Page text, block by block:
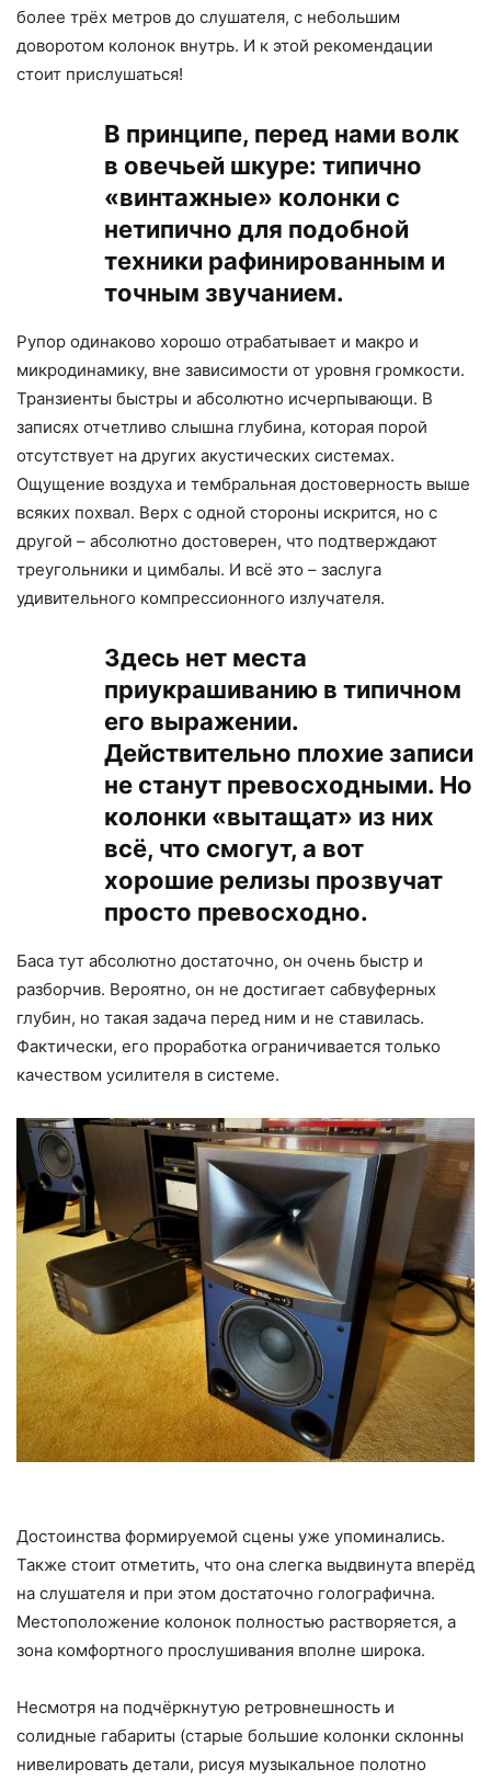
более трёх метров до слушателя, с небольшим
доворотом колонок внутрь. И к этой рекомендации
стоит прислушаться!
В принципе, перед нами волк
в овечьей шкуре: типично
«винтажные» колонки с
нетипично для подобной
техники рафинированным и
точным звучанием.
Рупор одинаково хорошо отрабатывает и макро и
микродинамику, вне зависимости от уровня громкости.
Транзиенты быстры и абсолютно исчерпывающи. В
записях отчетливо слышна глубина, которая порой
отсутствует на других акустических системах.
Ощущение воздуха и тембральная достоверность выше
всяких похвал. Верх с одной стороны искрится, но с
другой – абсолютно достоверен, что подтверждают
треугольники и цимбалы. И всё это – заслуга
удивительного компрессионного излучателя.
Здесь нет места
приукрашиванию в типичном
его выражении.
Действительно плохие записи
не станут превосходными. Но
колонки «вытащат» из них
всё, что смогут, а вот
хорошие релизы прозвучат
просто превосходно.
Баса тут абсолютно достаточно, он очень быстр и
разборчив. Вероятно, он не достигает сабвуферных
глубин, но такая задача перед ним и не ставилась.
Фактически, его проработка ограничивается только
качеством усилителя в системе.
Достоинства формируемой сцены уже упоминались.
Также стоит отметить, что она слегка выдвинута вперёд
на слушателя и при этом достаточно голографична.
Местоположение колонок полностью растворяется, а
зона комфортного прослушивания вполне широка.
Несмотря на подчёркнутую ретровнешность и
солидные габариты (старые большие колонки склонны
нивелировать детали, рисуя музыкальное полотно